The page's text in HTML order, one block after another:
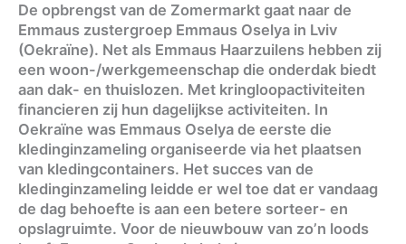
De opbrengst van de Zomermarkt gaat naar de
Emmaus zustergroep Emmaus Oselya in Lviv
(Oekraïne). Net als Emmaus Haarzuilens hebben zij
een woon-/werkgemeenschap die onderdak biedt
aan dak- en thuislozen. Met kringloopactiviteiten
financieren zij hun dagelijkse activiteiten. In
Oekraïne was Emmaus Oselya de eerste die
kledinginzameling organiseerde via het plaatsen
van kledingcontainers. Het succes van de
kledinginzameling leidde er wel toe dat er vandaag
de dag behoefte is aan een betere sorteer- en
opslagruimte. Voor de nieuwbouw van zo’n loods